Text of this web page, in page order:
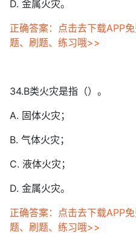
D. 金属火灾。
正确答案：点击去下载APP
题、刷题、练习哦>>
34.B类火灾是指（）。
A. 固体火灾；
B. 气体火灾；
C. 液体火灾；
D. 金属火灾。
正确答案：点击去下载APP
题、刷题、练习哦>>